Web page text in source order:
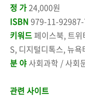
정 가24,000원
ISBN 979-11-
키워드페이스북, 트
S, 디지털디톡스, 뉴욕
분 야 사회과학 / 사회
관련 사이트